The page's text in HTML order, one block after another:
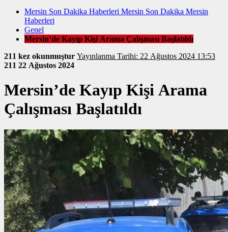
Mersin Son Dakika Haberleri Mersin Son Dakika Mersin
Haberleri
Genel
Mersin’de Kayıp Kişi Arama Çalışması Başlatıldı
211 kez okunmuştur
Yayınlanma Tarihi: 22 Ağustos 2024 13:53
211 22 Ağustos 2024
Mersin’de Kayıp Kişi Arama
Çalışması Başlatıldı